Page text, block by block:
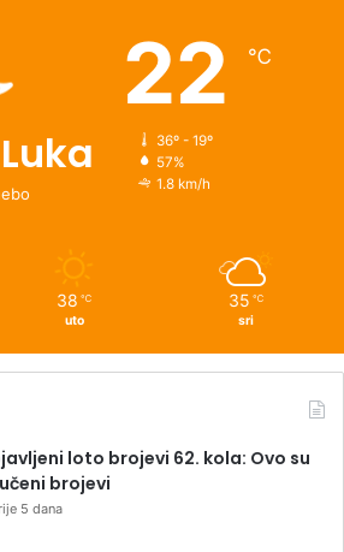
22 ℃
36º - 19º
57%
1.8 km/h
38 ℃
uto
35 ℃
sri
loto brojevi 62. kola: Ovo su
brojevi
5 dana